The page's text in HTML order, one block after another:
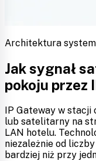
Architektura
Jak sygnał
pokoju przez
IP Gateway w stacji
lub satelitarny na
LAN hotelu.
niezależnie od
bardziej niż przy